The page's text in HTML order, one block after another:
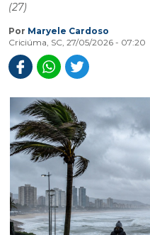
(27)
Por Maryele Cardoso
Criciúma, SC, 27/05/2026 - 07:20